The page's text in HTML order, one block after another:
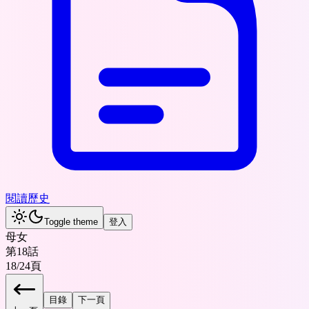
閱讀歷史
Toggle theme 登入
母女
第18話
18/24頁
目錄 下一頁